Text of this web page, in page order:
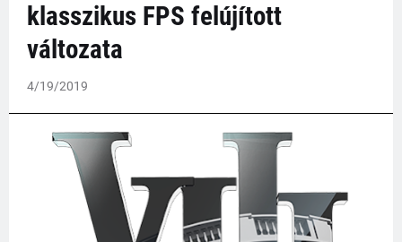
klasszikus FPS felújított
változata
4/19/2019